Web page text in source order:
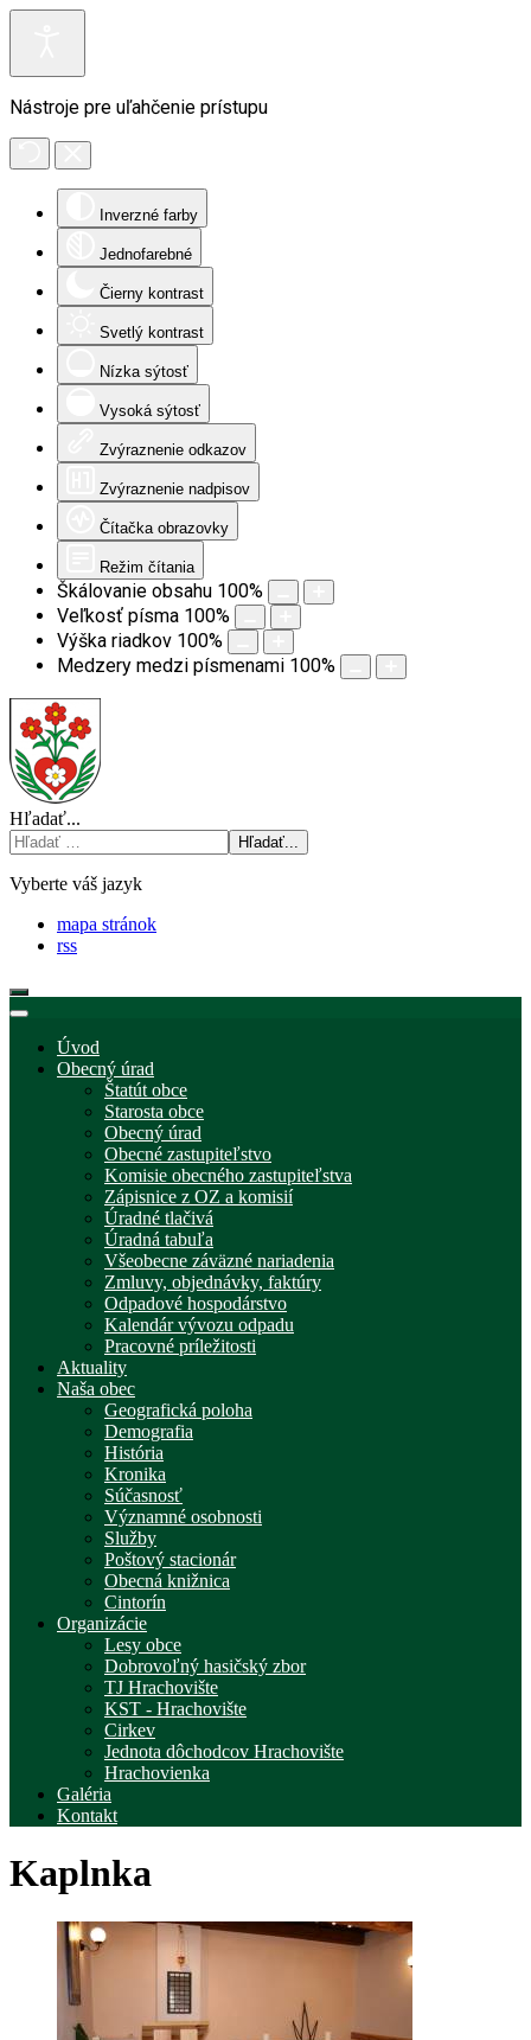
Nástroje pre uľahčenie prístupu
Inverzné farby
Jednofarebné
Čierny kontrast
Svetlý kontrast
Nízka sýtosť
Vysoká sýtosť
Zvýraznenie odkazov
Zvýraznenie nadpisov
Čítačka obrazovky
Režim čítania
Škálovanie obsahu 100%
Veľkosť písma 100%
Výška riadkov 100%
Medzery medzi písmenami 100%
Hľadať...
Hľadať...
Vyberte váš jazyk
mapa stránok
rss
Úvod
Obecný úrad
Štatút obce
Starosta obce
Obecný úrad
Obecné zastupiteľstvo
Komisie obecného zastupiteľstva
Zápisnice z OZ a komisií
Úradné tlačivá
Úradná tabuľa
Všeobecne záväzné nariadenia
Zmluvy, objednávky, faktúry
Odpadové hospodárstvo
Kalendár vývozu odpadu
Pracovné príležitosti
Aktuality
Naša obec
Geografická poloha
Demografia
História
Kronika
Súčasnosť
Významné osobnosti
Služby
Poštový stacionár
Obecná knižnica
Cintorín
Organizácie
Lesy obce
Dobrovoľný hasičský zbor
TJ Hrachovište
KST - Hrachovište
Cirkev
Jednota dôchodcov Hrachovište
Hrachovienka
Galéria
Kontakt
Kaplnka